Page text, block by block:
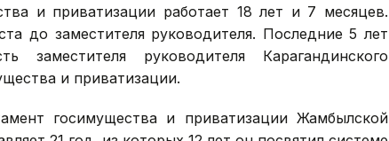
и приватизации работает 18 лет и 7 месяцев.
до заместителя руководителя. Последние 5 лет
руководителя Карагандинского
и приватизации.
госимущества и приватизации Жамбылской